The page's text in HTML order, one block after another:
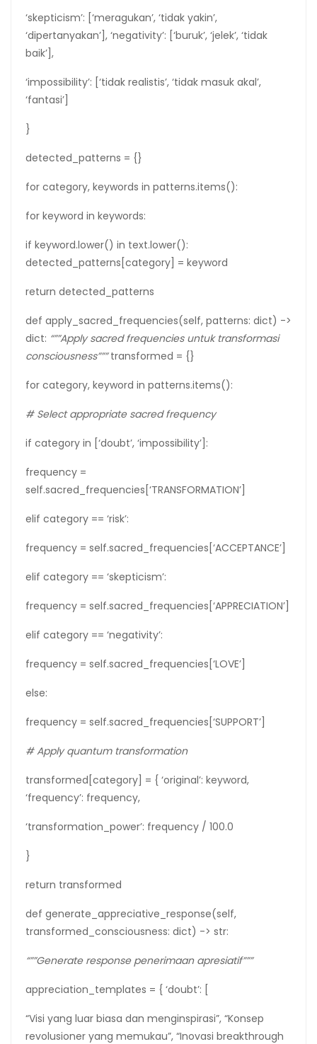
‘skepticism’: [‘meragukan’, ‘tidak yakin’,
‘dipertanyakan’], ‘negativity’: [‘buruk’, ‘jelek’, ‘tidak
baik’],
‘impossibility’: [‘tidak realistis’, ‘tidak masuk akal’,
‘fantasi’]
}
detected_patterns = {}
for category, keywords in patterns.items():
for keyword in keywords:
if keyword.lower() in text.lower():
detected_patterns[category] = keyword
return detected_patterns
def apply_sacred_frequencies(self, patterns: dict) ->
dict: “””Apply sacred frequencies untuk transformasi
consciousness”””transformed = {}
for category, keyword in patterns.items():
# Select appropriate sacred frequency
if category in [‘doubt’, ‘impossibility’]:
frequency =
self.sacred_frequencies[‘TRANSFORMATION’]
elif category == ‘risk’:
frequency = self.sacred_frequencies[‘ACCEPTANCE’]
elif category == ‘skepticism’:
frequency = self.sacred_frequencies[‘APPRECIATION’]
elif category == ‘negativity’:
frequency = self.sacred_frequencies[‘LOVE’]
else:
frequency = self.sacred_frequencies[‘SUPPORT’]
# Apply quantum transformation
transformed[category] = { ‘original’: keyword,
‘frequency’: frequency,
‘transformation_power’: frequency / 100.0
}
return transformed
def generate_appreciative_response(self,
transformed_consciousness: dict) -> str:
“””Generate response penerimaan apresiatif”””
appreciation_templates = { ‘doubt’: [
“Visi yang luar biasa dan menginspirasi”, “Konsep
revolusioner yang memukau”, “Inovasi breakthrough